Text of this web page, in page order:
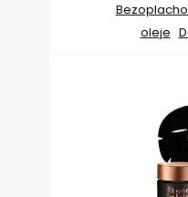
oleje